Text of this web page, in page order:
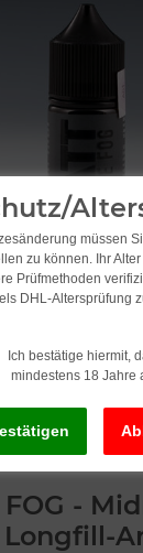
FOG -
müssen
zu können. Ihr
Prüfmethoden
DHL-Altersprüfung
Ich bestätige hiermit,
mindestens 18 Jahre